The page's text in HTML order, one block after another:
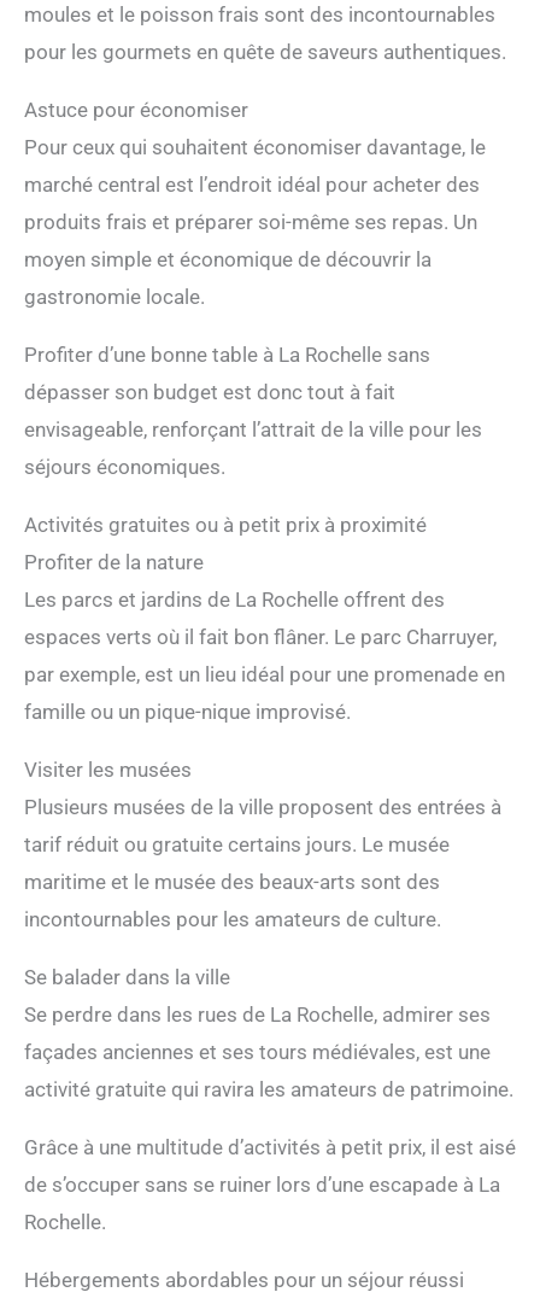
moules et le poisson frais sont des incontournables
pour les gourmets en quête de saveurs authentiques.
Astuce pour économiser
Pour ceux qui souhaitent économiser davantage, le
marché central est l’endroit idéal pour acheter des
produits frais et préparer soi-même ses repas. Un
moyen simple et économique de découvrir la
gastronomie locale.
Profiter d’une bonne table à La Rochelle sans
dépasser son budget est donc tout à fait
envisageable, renforçant l’attrait de la ville pour les
séjours économiques.
Activités gratuites ou à petit prix à proximité
Profiter de la nature
Les parcs et jardins de La Rochelle offrent des
espaces verts où il fait bon flâner. Le parc Charruyer,
par exemple, est un lieu idéal pour une promenade en
famille ou un pique-nique improvisé.
Visiter les musées
Plusieurs musées de la ville proposent des entrées à
tarif réduit ou gratuite certains jours. Le musée
maritime et le musée des beaux-arts sont des
incontournables pour les amateurs de culture.
Se balader dans la ville
Se perdre dans les rues de La Rochelle, admirer ses
façades anciennes et ses tours médiévales, est une
activité gratuite qui ravira les amateurs de patrimoine.
Grâce à une multitude d’activités à petit prix, il est aisé
de s’occuper sans se ruiner lors d’une escapade à La
Rochelle.
Hébergements abordables pour un séjour réussi